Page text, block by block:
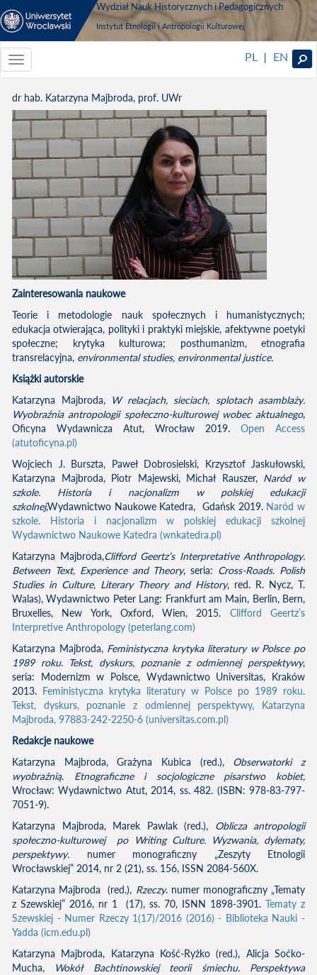
Wydział Nauk Historycznych i Pedagogicznych
Instytut Etnologii i Antropologii Kulturowej
Toggle
navigationToggle
PL | EN
dr hab. Katarzyna Majbroda, prof. UWr
Zainteresowania naukowe
Teorie i metodologie nauk społecznych i humanistycznych;
edukacja otwierająca, polityki i praktyki miejskie, afektywne poetyki
społeczne; krytyka kulturowa; posthumanizm, etnografia
transrelacyjna, environmental studies, environmental justice.
Książki autorskie
Katarzyna Majbroda, W relacjach, sieciach, splotach asamblaży.
Wyobraźnia antropologii społeczno-kulturowej wobec aktualnego,
Oficyna Wydawnicza Atut, Wrocław 2019. Open Access
(atutoficyna.pl)
Wojciech J. Burszta, Paweł Dobrosielski, Krzysztof Jaskułowski,
Katarzyna Majbroda, Piotr Majewski, Michał Rauszer, Naród w
szkole. Historia i nacjonalizm w polskiej edukacji
szkolnej,Wydawnictwo Naukowe Katedra, Gdańsk 2019. Naród w
szkole. Historia i nacjonalizm w polskiej edukacji szkolnej
Wydawnictwo Naukowe Katedra (wnkatedra.pl)
Katarzyna Majbroda,Clifford Geertz’s Interpretative Anthropology.
Between Text, Experience and Theory, seria: Cross-Roads. Polish
Studies in Culture, Literary Theory and History, red. R. Nycz, T.
Walas), Wydawnictwo Peter Lang: Frankfurt am Main, Berlin, Bern,
Bruxelles, New York, Oxford, Wien, 2015. Clifford Geertz’s
Interpretive Anthropology (peterlang.com)
Katarzyna Majbroda,Feministyczna krytyka literatury w Polsce po
1989 roku. Tekst, dyskurs, poznanie z odmiennej perspektywy,
seria: Modernizm w Polsce, Wydawnictwo Universitas, Kraków
2013. Feministyczna krytyka literatury w Polsce po 1989 roku.
Tekst, dyskurs, poznanie z odmiennej perspektywy, Katarzyna
Majbroda, 97883-242-2250-6 (universitas.com.pl)
Redakcje naukowe
Katarzyna Majbroda, Grażyna Kubica (red.), Obserwatorki z
wyobraźnią. Etnograficzne i socjologiczne pisarstwo kobiet,
Wrocław: Wydawnictwo Atut, 2014, ss. 482. (ISBN: 978-83-797-
7051-9).
Katarzyna Majbroda, Marek Pawlak (red.), Oblicza antropologii
społeczno-kulturowej po Writing Culture. Wyzwania, dylematy,
perspektywy. numer monograficzny „Zeszyty Etnologii
Wrocławskiej” 2014, nr 2 (21), ss. 156, ISSN 2084-560X.
Katarzyna Majbroda (red.), Rzeczy. numer monograficzny „Tematy
z Szewskiej” 2016, nr 1 (17), ss. 70, ISNN 1898-3901. Tematy z
Szewskiej - Numer Rzeczy 1(17)/2016 (2016) - Biblioteka Nauki -
Yadda (icm.edu.pl)
Katarzyna Majbroda, Katarzyna Kość-Ryżko (red.), Alicja Soćko-
Mucha, Wokół Bachtinowskiej teorii śmiechu. Perspektywa